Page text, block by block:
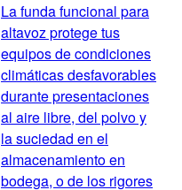
La funda funcional para
altavoz protege tus
equipos de condiciones
climáticas desfavorables
durante presentaciones
al aire libre, del polvo y
la suciedad en el
almacenamiento en
bodega, o de los rigores